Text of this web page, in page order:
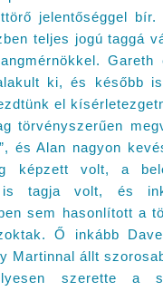
jelentőséggel
teljes jogú taggá
ki, és később
el
törvényszerűen
és Alan nagyon
képzett volt, a
is tagja volt, és
sem hasonlított a
Ő inkább
Martinnal állt
szerette a